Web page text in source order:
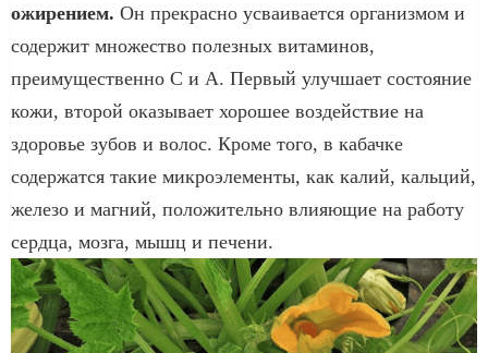
ожирением. Он прекрасно усваивается организмом и
содержит множество полезных витаминов,
преимущественно C и A. Первый улучшает состояние
кожи, второй оказывает хорошее воздействие на
здоровье зубов и волос. Кроме того, в кабачке
содержатся такие микроэлементы, как калий, кальций,
железо и магний, положительно влияющие на работу
сердца, мозга, мышц и печени.